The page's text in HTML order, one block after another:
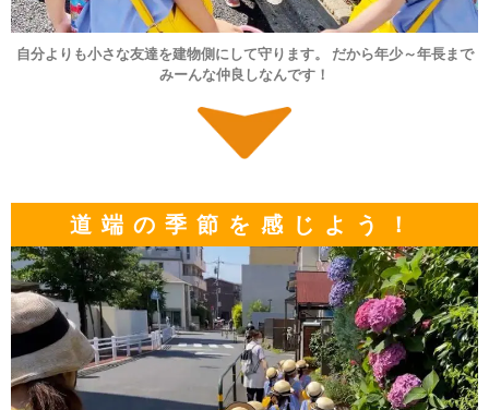
自分よりも小さな友達を建物側にして守ります。 だから年少～年長まで
みーんな仲良しなんです！
道端の季節を感じよう！